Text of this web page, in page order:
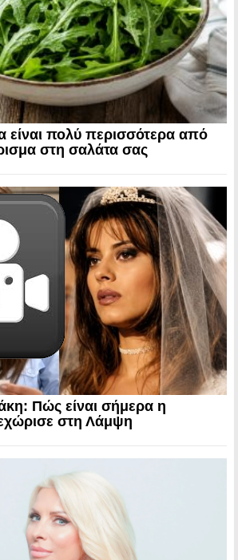
είναι πολύ περισσότερα από
στη σαλάτα σας
Πώς είναι σήμερα η
στη Λάμψη